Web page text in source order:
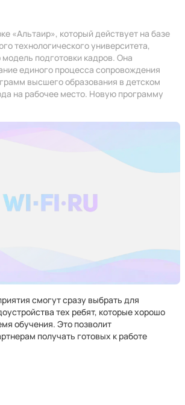
«Альтаир», который действует на базе
технологического университета,
подготовки кадров. Она
единого процесса сопровождения
высшего образования в детском
на рабочее место. Новую программу
смогут сразу выбрать для
тех ребят, которые хорошо
обучения. Это позволит
получать готовых к работе